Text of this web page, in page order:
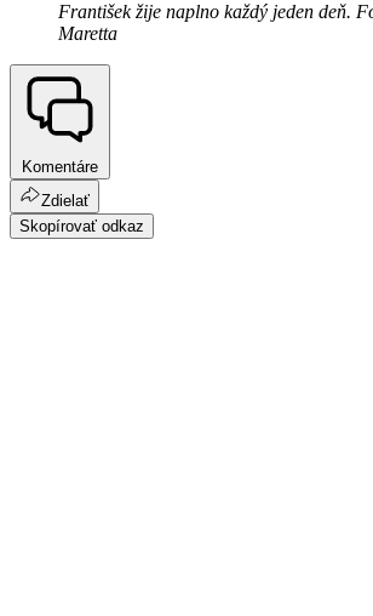
František žije naplno každý jeden deň.
Maretta
Komentáre
Zdielať
Skopírovať odkaz